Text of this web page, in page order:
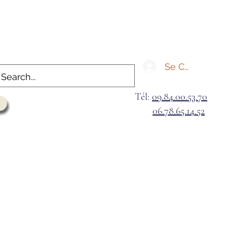
Se Connecter
Tél: 09.84.00.53.70
06.78.65.14.52